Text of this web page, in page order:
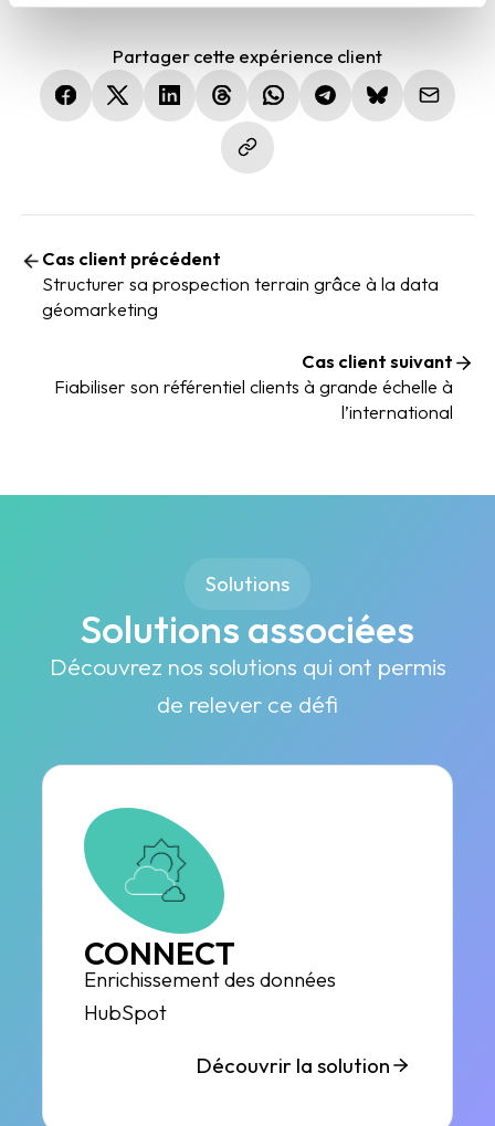
Partager cette expérience client
(nouvelle fenêtre)
(nouvelle fenêtre)
(nouvelle fenêtre)
(nouvelle fenêtre)
(nouvelle fenêtre)
(nouvelle fenêtre)
(nouvelle
Cas client précédent
Structurer sa prospection terrain grâce à la data
géomarketing
Cas client suivant
Fiabiliser son référentiel clients à grande échelle à
l’international
Solutions
Solutions associées
Découvrez nos solutions qui ont permis
de relever ce défi
CONNECT
Enrichissement des données
HubSpot
Découvrir la solution